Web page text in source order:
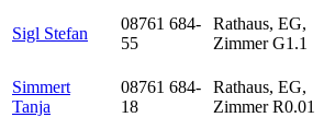
Sigl Stefan
08761 684-
55
Rathaus, EG,
Zimmer G1.1
Simmert
Tanja
08761 684-
18
Rathaus, EG,
Zimmer R0.01